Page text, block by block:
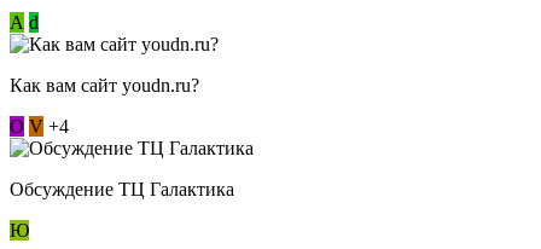
А d
Как вам сайт youdn.ru?
О V +4
Обсуждение ТЦ Галактика
Ю